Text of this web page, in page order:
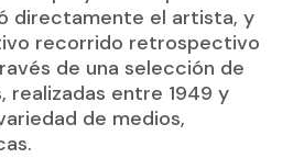
directamente el artista, y
recorrido retrospectivo
de una selección de
realizadas entre 1949 y
de medios,